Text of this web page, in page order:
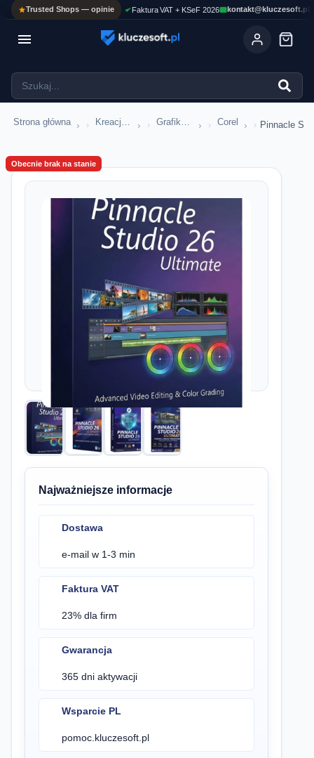
Trusted Shops — opinie Faktura VAT + KSeF 2026 kontakt@kluczesoft.pl

Strona główna › Kreacja i CAD › Grafika alternatywy › Corel › Pinnacle
Obecnie brak na stanie
Najważniejsze informacje
Dostawa
e-mail w 1-3 min
Faktura VAT
23% dla firm
Gwarancja
365 dni aktywacji
Wsparcie PL
pomoc.kluczesoft.pl